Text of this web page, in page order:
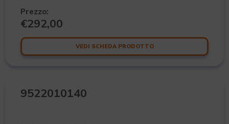
Prezzo:
€292,00
VEDI SCHEDA PRODOTTO
9522010140